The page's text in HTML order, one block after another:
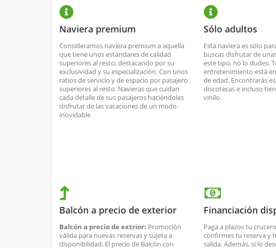
Naviera premium
Consideramos naviera premium a aquella
que tiene unos estándares de calidad
superiores al resto; destacando por su
exclusividad y su especialización. Con unos
ratios de servicio y de espacio por pasajero
superiores al resto. Navieras que cuidan
cada detalle de sus pasajeros haciéndoles
disfrutar de las vacaciones de un modo
inovidable
Sólo adultos
Esta naviera es sólo
buscas disfrutar de
este tipo, no lo dudes.
entretenimiento está
de edad. Encontrarás
discotecas e incluso
vinilo.
Balcón a precio de exterior
Balcón a precio de extrior: Promoción
válida para nuevas reservas y sujeta a
disponibilidad. El precio de Balcón con
Financiación
Paga a plazos tu
confirmes tu reserva y
salida. Además, si lo